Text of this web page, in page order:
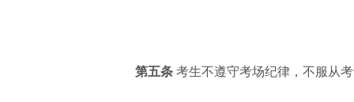
第五条 考生不遵守考场纪律，不服从